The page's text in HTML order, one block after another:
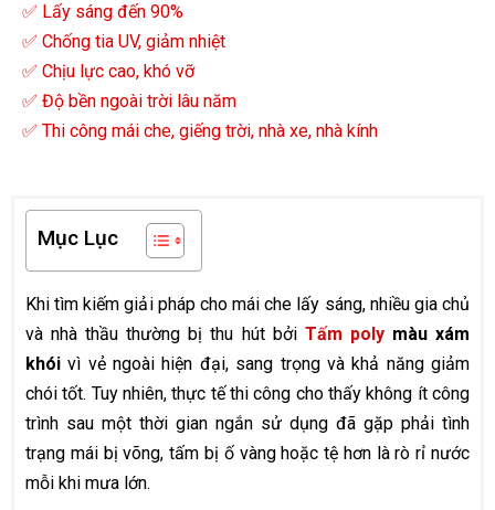
✅ Lấy sáng đến 90%
✅ Chống tia UV, giảm nhiệt
✅ Chịu lực cao, khó vỡ
✅ Độ bền ngoài trời lâu năm
✅ Thi công mái che, giếng trời, nhà xe, nhà kính
Mục Lục
Khi tìm kiếm giải pháp cho mái che lấy sáng, nhiều gia chủ
và nhà thầu thường bị thu hút bởi Tấm polymàu xám
khói vì vẻ ngoài hiện đại, sang trọng và khả năng giảm
chói tốt. Tuy nhiên, thực tế thi công cho thấy không ít công
trình sau một thời gian ngắn sử dụng đã gặp phải tình
trạng mái bị võng, tấm bị ố vàng hoặc tệ hơn là rò rỉ nước
mỗi khi mưa lớn.